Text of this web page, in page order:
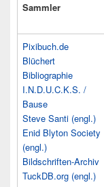
Sammler
Pixibuch.de
Blüchert
Bibliographie
I.N.D.U.C.K.S. /
Bause
Steve Santi (engl.)
Enid Blyton Society
(engl.)
Bildschriften-Archiv
TuckDB.org (engl.)